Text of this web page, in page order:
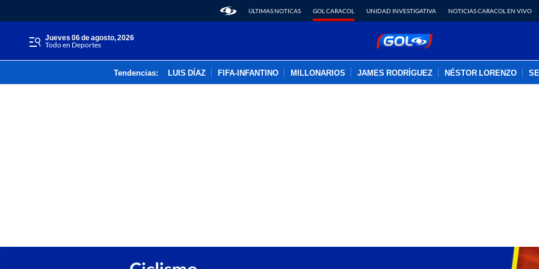
ÚLTIMAS NOTICAS GOL CARACOL UNIDAD INVESTIGATIVA NOTICIAS CARACOL EN VIVO
jueves 06 de agosto, 2026
Todo en Deportes
Tendencias: LUIS DÍAZ FIFA-INFANTINO MILLONARIOS JAMES RODRÍGUEZ NÉSTOR LORENZO